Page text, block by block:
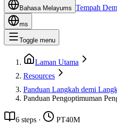
Bahasa Melayums Tempah
ms
Toggle menu
Laman Utama
Resources
Panduan Langkah demi
Panduan Pengoptimuman
6 steps · PT40M